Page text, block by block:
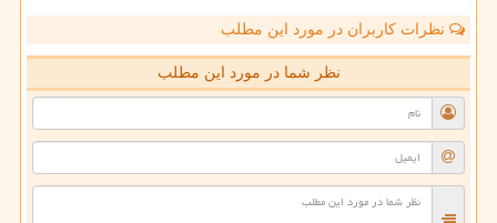
نظرات کاربران در مورد این مطلب
نظر شما در مورد این مطلب